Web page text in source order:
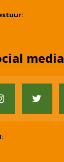
media
: